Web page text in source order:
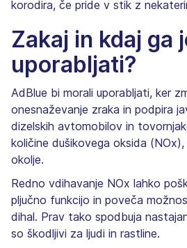
korodira, če pride v stik z
Zakaj in kdaj ga
uporabljati?
AdBlue bi morali uporabljati, ker
onesnaževanje zraka in podpira
dizelskih avtomobilov in
količine dušikovega oksida
okolje.
Redno vdihavanje NOx lahko
pljučno funkcijo in poveča
dihal. Prav tako spodbuja
so škodljivi za ljudi in rastline.